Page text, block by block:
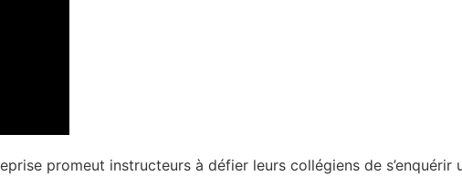
promeut instructeurs à défier leurs collégiens de s’enquérir